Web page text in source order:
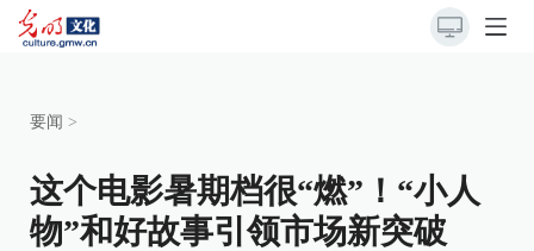
要闻 >
这个电影暑期档很“燃”！“小人
物”和好故事引领市场新突破